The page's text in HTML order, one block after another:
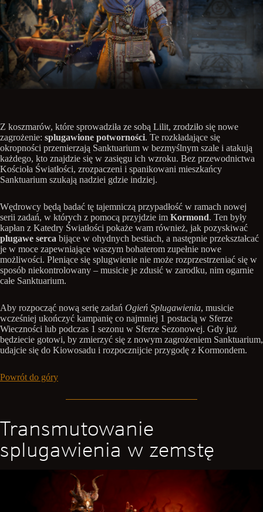
Z koszmarów, które sprowadziła ze sobą Lilit, zrodziło się nowe
zagrożenie: splugawione potworności. Te rozkładające się
okropności przemierzają Sanktuarium w bezmyślnym szale i atakują
każdego, kto znajdzie się w zasięgu ich wzroku. Bez przewodnictwa
Kościoła Światłości, zrozpaczeni i spanikowani mieszkańcy
Sanktuarium szukają nadziei gdzie indziej.
Wędrowcy będą badać tę tajemniczą przypadłość w ramach nowej
serii zadań, w których z pomocą przyjdzie im Kormond. Ten były
kapłan z Katedry Światłości pokaże wam również, jak pozyskiwać
plugawe serca bijące w ohydnych bestiach, a następnie przekształcać
je w moce zapewniające waszym bohaterom zupełnie nowe
możliwości. Pleniące się splugwienie nie może rozprzestrzeniać się w
sposób niekontrolowany – musicie je zdusić w zarodku, nim ogarnie
całe Sanktuarium.
Aby rozpocząć nową serię zadań Ogień Splugawienia, musicie
wcześniej ukończyć kampanię co najmniej 1 postacią w Sferze
Wieczności lub podczas 1 sezonu w Sferze Sezonowej. Gdy już
będziecie gotowi, by zmierzyć się z nowym zagrożeniem Sanktuarium,
udajcie się do Kiowosadu i rozpocznijcie przygodę z Kormondem.
Powrót do góry
Transmutowanie
splugawienia w zemstę